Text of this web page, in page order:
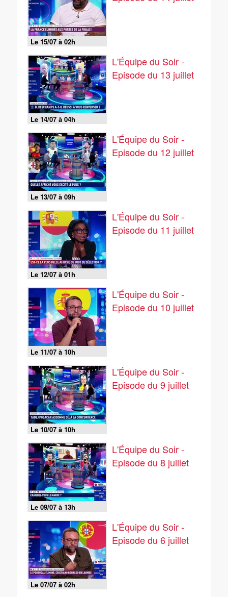
Le 15/07 à 02h
Le 14/07 à 04h
L'Équipe du Soir -
Episode du 13 juillet
Le 13/07 à 09h
L'Équipe du Soir -
Episode du 12 juillet
Le 12/07 à 01h
L'Équipe du Soir -
Episode du 11 juillet
Le 11/07 à 10h
L'Équipe du Soir -
Episode du 10 juillet
Le 10/07 à 10h
L'Équipe du Soir -
Episode du 9 juillet
Le 09/07 à 13h
L'Équipe du Soir -
Episode du 8 juillet
Le 07/07 à 02h
L'Équipe du Soir -
Episode du 6 juillet